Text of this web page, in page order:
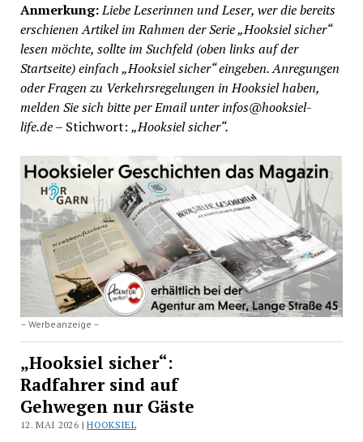
Anmerkung:Liebe Leserinnen und Leser, wer die bereits
erschienen Artikel im Rahmen der Serie „Hooksiel sicher“
lesen möchte, sollte im Suchfeld (oben links auf der
Startseite) einfach „Hooksiel sicher“ eingeben. Anregungen
oder Fragen zu Verkehrsregelungen in Hooksiel haben,
melden Sie sich bitte per Email unter infos@hooksiel-
life.de– Stichwort: „Hooksiel sicher“.
– Werbeanzeige –
„Hooksiel sicher“:
Radfahrer sind auf
Gehwegen nur Gäste
12. MAI 2026 |HOOKSIEL